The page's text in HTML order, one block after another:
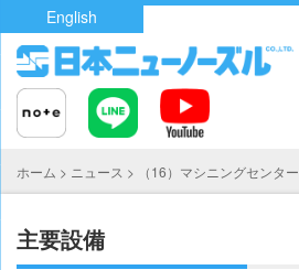
to
content
English
ホーム > ニュース > （16）マシニングセンター
主要設備